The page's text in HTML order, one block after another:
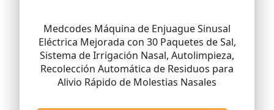
Medcodes Máquina de Enjuague Sinusal
Eléctrica Mejorada con 30 Paquetes de Sal,
Sistema de Irrigación Nasal, Autolimpieza,
Recolección Automática de Residuos para
Alivio Rápido de Molestias Nasales